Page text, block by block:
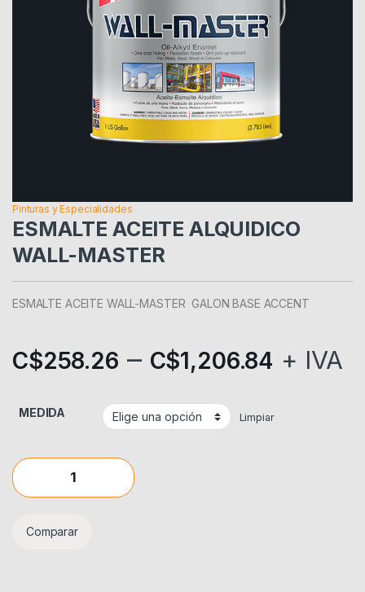
Pinturas y Especialidades
ESMALTE ACEITE ALQUIDICO
WALL-MASTER
ESMALTE ACEITE WALL-MASTER GALON BASE ACCENT
C$258.26 – C$1,206.84 + IVA
MEDIDA Limpiar
ESMALTE ACEITE ALQUIDICO WALL-MASTER quantity
Comparar